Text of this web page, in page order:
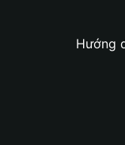
Hướng